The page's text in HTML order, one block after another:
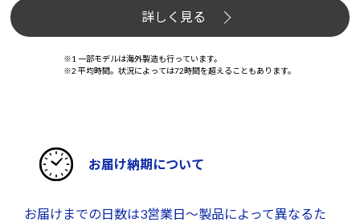
詳しく見る
※1 一部モデルは海外製造も行っています。
※2 平均時間。状況によっては72時間を超えることもあります。
お届け納期について
お届けまでの日数は3営業日～製品によって異なるた